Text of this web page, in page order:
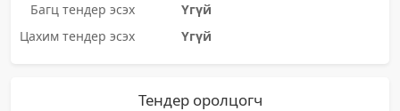
Багц тендер эсэх
Үгүй
Цахим тендер эсэх
Үгүй
Тендер оролцогч